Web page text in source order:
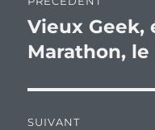
de
l’article
Publication
précédente :
Vieux Geek,
Marathon, le
SUIVANT